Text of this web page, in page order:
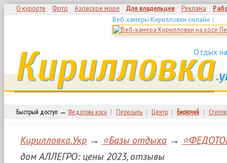
О курорте Фото Азовское море Для владельцев Реклама
Веб-камеры Кирилловки онлайн ↓
Отдых
Кирилловка
Быстрый доступ → Федотова коса | Пересыпь | Центр | Бирючий | Степок
Кирилловка.Укр → ⭐Базы отдыха →
дом АЛЛЕГРО: цены 2023, отзывы